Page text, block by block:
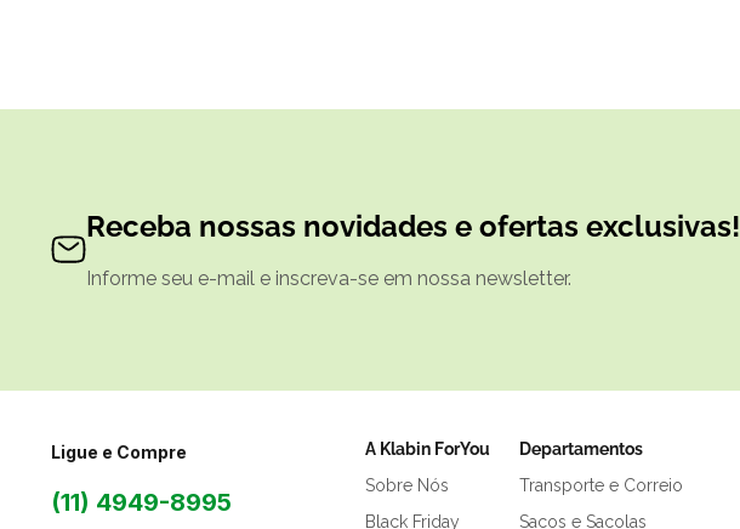
Receba nossas novidades e ofertas exclusivas!
Informe seu e-mail e inscreva-se em nossa newsletter.
Ligue e Compre
(11) 4949-8995
A Klabin ForYou
Sobre Nós
Black Friday
Departamentos
Transporte e Correio
Sacos e Sacolas